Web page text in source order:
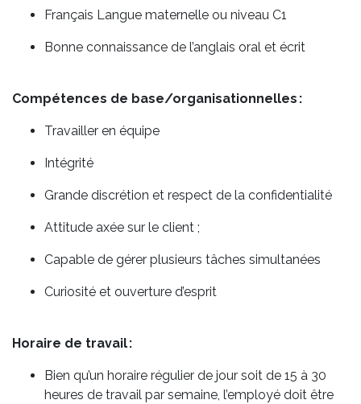
Français Langue maternelle ou niveau C1
Bonne connaissance de l’anglais oral et écrit
Compétences de base/organisationnelles :
Travailler en équipe
Intégrité
Grande discrétion et respect de la confidentialité
Attitude axée sur le client ;
Capable de gérer plusieurs tâches simultanées
Curiosité et ouverture d’esprit
Horaire de travail :
Bien qu’un horaire régulier de jour soit de 15 à 30
heures de travail par semaine, l’employé doit être